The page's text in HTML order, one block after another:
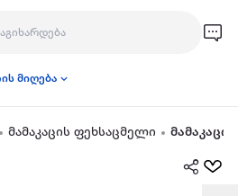
მიღება
მამაკაცის ფეხსაცმელი